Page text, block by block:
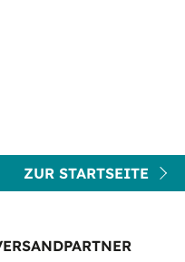
ZUR STARTSEITE